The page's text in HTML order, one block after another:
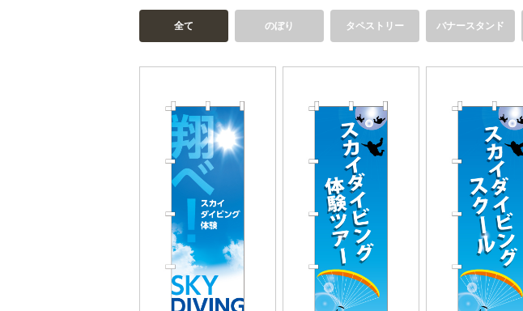
全て のぼり タペストリー バナースタンド